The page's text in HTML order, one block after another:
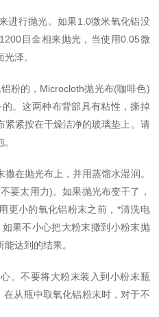
行抛光。如果1.0微米氧化铝没
目金相来抛光，当使用0.05微
泽。
的，Microcloth抛光布(咖啡色)
。这两种布背部具有粘性，撕掉
紧紧按在干燥洁净的玻璃垫上。请
在抛光布上，并用蒸馏水湿润。
要太用力)。如果抛光布变干了，
更小的氧化铝粉末之前，*清洗电
果不小心把大粉末撒到小粉末抛
达到的结果。
不要将大粉末装入到小粉末瓶
从瓶中取氧化铝粉末时，对于不